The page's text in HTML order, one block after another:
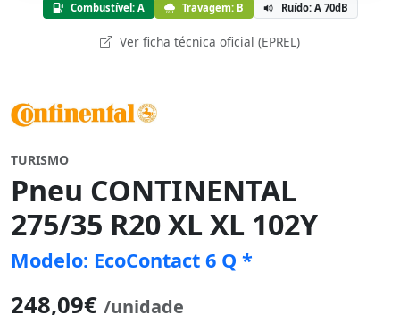
Combustível: A Travagem: B Ruído: A 70dB
Ver ficha técnica oficial (EPREL)
TURISMO
Pneu CONTINENTAL
275/35 R20 XL XL 102Y
Modelo: EcoContact 6 Q *
248,09€ /unidade